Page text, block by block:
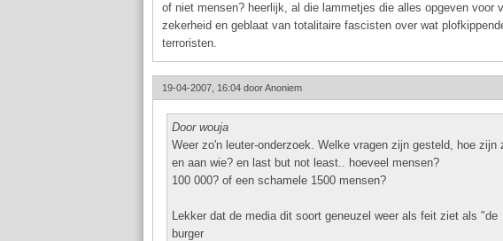
of niet mensen? heerlijk, al die lammetjes die alles opgeven voor
zekerheid en geblaat van totalitaire fascisten over wat
terroristen.
19-04-2007, 16:04 doorAnoniem
Door wouja
Weer zo'n leuter-onderzoek. Welke vragen zijn gesteld, hoe zijn
en aan wie? en last but not least.. hoeveel mensen?
100 000? of een schamele 1500 mensen?
Lekker dat de media dit soort geneuzel weer als feit ziet als "de
burger